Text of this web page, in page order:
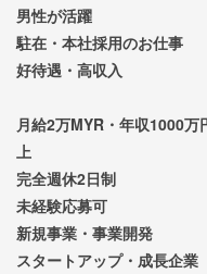
男性が活躍
駐在・本社採用のお仕事
好待遇・高収入
月給2万MYR・年収1000万
上
完全週休2日制
未経験応募可
新規事業・事業開発
スタートアップ・成長企業